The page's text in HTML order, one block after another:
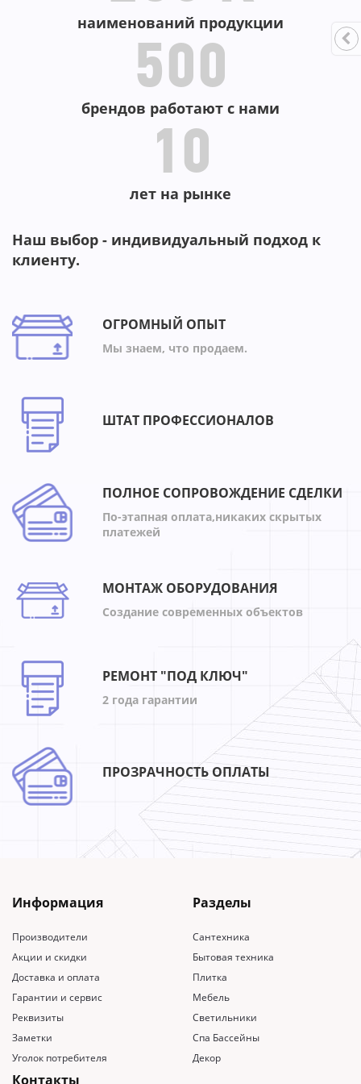
наименований продукции
500
брендов работают с нами
10
лет на рынке
Наш выбор - индивидуальный подход к
клиенту.
ОГРОМНЫЙ ОПЫТ
Мы знаем, что продаем.
ШТАТ ПРОФЕССИОНАЛОВ
ПОЛНОЕ СОПРОВОЖДЕНИЕ СДЕЛКИ
По-этапная оплата,никаких скрытых
платежей
МОНТАЖ ОБОРУДОВАНИЯ
Создание современных объектов
РЕМОНТ "ПОД КЛЮЧ"
2 года гарантии
ПРОЗРАЧНОСТЬ ОПЛАТЫ
Информация
Производители
Акции и скидки
Доставка и оплата
Гарантии и сервис
Реквизиты
Заметки
Уголок потребителя
Разделы
Сантехника
Бытовая техника
Плитка
Мебель
Светильники
Спа Бассейны
Декор
Контакты